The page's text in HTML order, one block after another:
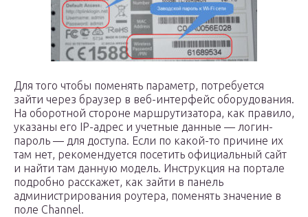
Для того чтобы поменять параметр, потребуется
зайти через браузер в веб-интерфейс оборудования.
На оборотной стороне маршрутизатора, как правило,
указаны его IP-адрес и учетные данные — логин-
пароль — для доступа. Если по какой-то причине их
там нет, рекомендуется посетить официальный сайт
и найти там данную модель. Инструкция на портале
подробно расскажет, как зайти в панель
администрирования роутера, поменять значение в
поле Channel.